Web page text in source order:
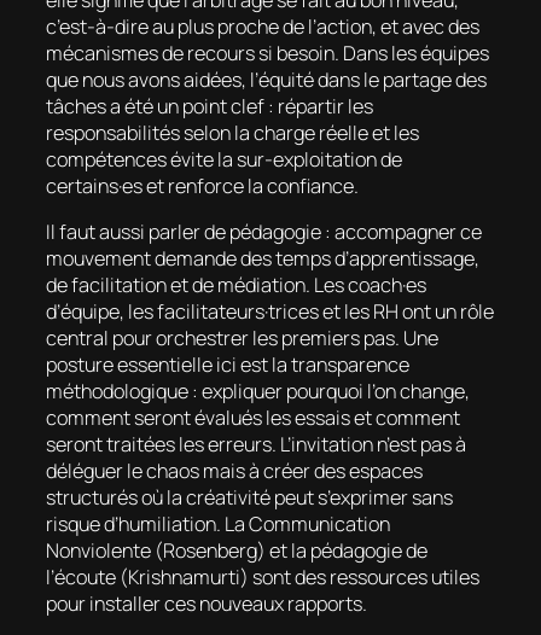
c’est-à-dire au plus proche de l’action, et avec des
mécanismes de recours si besoin. Dans les équipes
que nous avons aidées, l’équité dans le partage des
tâches a été un point clef : répartir les
responsabilités selon la charge réelle et les
compétences évite la sur-exploitation de
certains·es et renforce la confiance.
Il faut aussi parler de pédagogie : accompagner ce
mouvement demande des temps d’apprentissage,
de facilitation et de médiation. Les coach·es
d’équipe, les facilitateurs·trices et les RH ont un rôle
central pour orchestrer les premiers pas. Une
posture essentielle ici est la transparence
méthodologique : expliquer pourquoi l’on change,
comment seront évalués les essais et comment
seront traitées les erreurs. L’invitation n’est pas à
déléguer le chaos mais à créer des espaces
structurés où la créativité peut s’exprimer sans
risque d’humiliation. La Communication
Nonviolente (Rosenberg) et la pédagogie de
l’écoute (Krishnamurti) sont des ressources utiles
pour installer ces nouveaux rapports.